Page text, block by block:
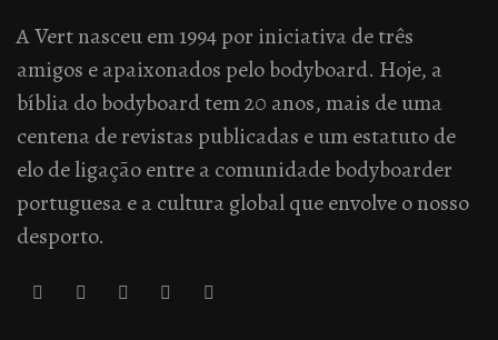
A Vert nasceu em 1994 por iniciativa de três
amigos e apaixonados pelo bodyboard. Hoje, a
bíblia do bodyboard tem 20 anos, mais de uma
centena de revistas publicadas e um estatuto de
elo de ligação entre a comunidade bodyboarder
portuguesa e a cultura global que envolve o nosso
desporto.